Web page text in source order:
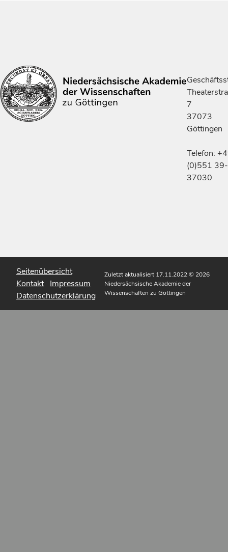
7
37073
Göttingen
Telefon:
(0)551 39-
37030
Seitenübersicht
Kontakt Impressum
Datenschutzerklärung
Zuletzt aktualisiert 17.11.2022© 2026
Niedersächsische Akademie der
Wissenschaften zu Göttingen